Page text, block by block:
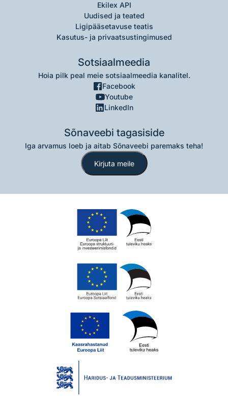
Ekilex API
Uudised ja teated
Ligipääsetavuse teatis
Kasutus- ja privaatsustingimused
Sotsiaalmeedia
Hoia pilk peal meie sotsiaalmeedia kanalitel.
Facebook
Youtube
LinkedIn
Sõnaveebi tagasiside
Iga arvamus loeb ja aitab Sõnaveebi paremaks teha!
Kirjuta meile